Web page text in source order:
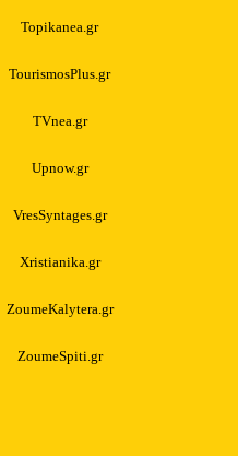
Topikanea.gr
TourismosPlus.gr
TVnea.gr
Upnow.gr
VresSyntages.gr
Xristianika.gr
ZoumeKalytera.gr
ZoumeSpiti.gr